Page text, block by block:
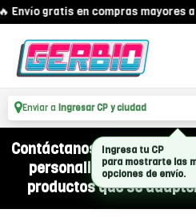
Envío gratis en compras mayores a
Enviar a Ingresar CP y ciudad
Contáctanos por
personalizado para
productos que se